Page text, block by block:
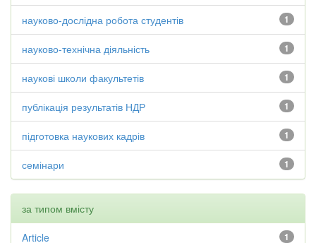
1
науково-дослідна робота студентів
1
науково-технічна діяльність
1
наукові школи факультетів
1
публікація результатів НДР
1
підготовка наукових кадрів
1
семінари
за типом вмісту
1
Article